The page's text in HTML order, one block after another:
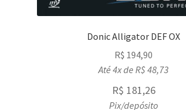
Donic Alligator DEF OX
R$ 194,90
Até 4x de R$48,73
R$ 181,26
Pix/depósito